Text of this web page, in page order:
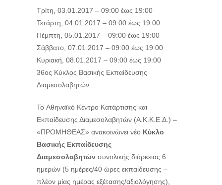
Τρίτη, 03.01.2017 – 09:00 έως 19:00
Τετάρτη, 04.01.2017 – 09:00 έως 19:00
Πέμπτη, 05.01.2017 – 09:00 έως 19:00
Σάββατο, 07.01.2017 – 09:00 έως 19:00
Κυριακή, 08.01.2017 – 09:00 έως 19:00
36ος Κύκλος Βασικής Εκπαίδευσης
Διαμεσολαβητών
To Αθηναϊκό Κέντρο Κατάρτισης και
Εκπαίδευσης Διαμεσολαβητών (Α.Κ.Κ.Ε.Δ.) –
«ΠΡΟΜΗΘΕΑΣ» ανακοινώνει νέο Κύκλο
Βασικής Εκπαίδευσης
Διαμεσολαβητών συνολικής διάρκειας 6
ημερών (5 ημέρες/40 ώρες εκπαίδευσης –
πλέον μίας ημέρας εξέτασης/αξιολόγησης),